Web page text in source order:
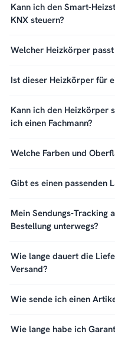
Kann ich den Smart-
KNX steuern?
Welcher Heizkörper passt
Ist dieser Heizkörper für
Kann ich den Heizkörper
ich einen Fachmann?
Welche Farben und
Gibt es einen passenden
Mein Sendungs-Tracking
Bestellung unterwegs?
Wie lange dauert die
Versand?
Wie sende ich einen
Wie lange habe ich